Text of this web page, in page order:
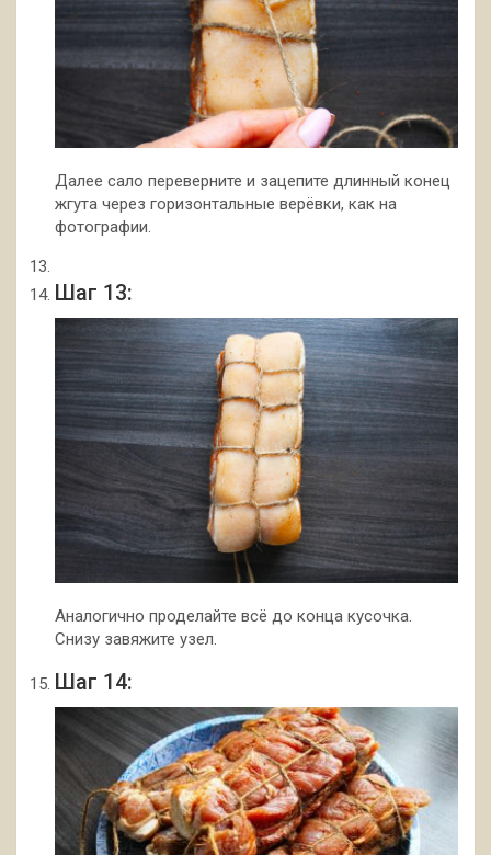
Далее сало переверните и зацепите длинный конец
жгута через горизонтальные верёвки, как на
фотографии.
Шаг 13:
Аналогично проделайте всё до конца кусочка.
Снизу завяжите узел.
Шаг 14: